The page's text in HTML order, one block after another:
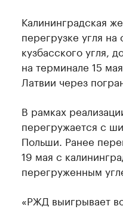
Калининградская
перегрузке угля
кузбасского угля,
на терминале 15
Латвии через
В рамках
перегружается с
Польши. Ранее
19 мая с
перегруженным
«РЖД выигрывает